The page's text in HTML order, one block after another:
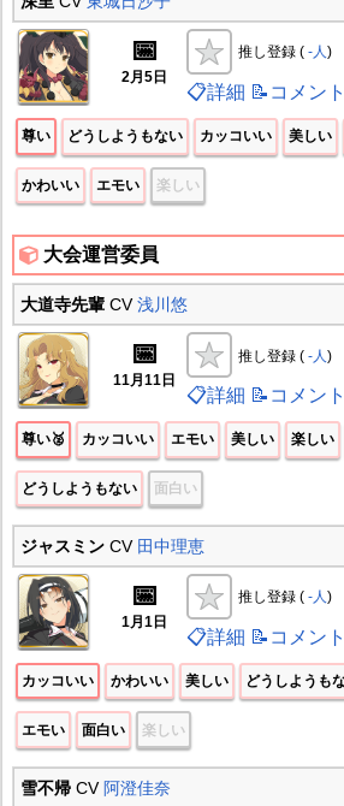
📅
2月5日
推し登録 ( -人)
📋詳細 📝コメント
尊い どうしようもない カッコいい 美しい
かわいい エモい 楽しい
大会運営委員
大道寺先輩CV浅川悠
📅
11月11日
推し登録 ( -人 )
📋詳細 📝コメント
尊い🥈 カッコいい エモい 美しい 楽しい
どうしようもない 面白い
ジャスミンCV 田中理恵
📅
1月1日
推し登録 ( -人)
📋詳細 📝コメント
カッコいい かわいい 美しい どうしようも
エモい 面白い 楽しい
雪不帰CV 阿澄佳奈